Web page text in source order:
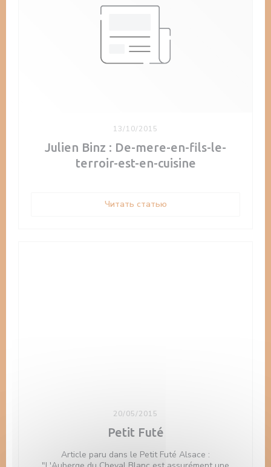
13/10/2015
Julien Binz : De-mere-en-fils-le-
terroir-est-en-cuisine
Читать статью((открывается в новом
20/05/2015
Petit Futé
Article paru dans le Petit Futé Alsace :